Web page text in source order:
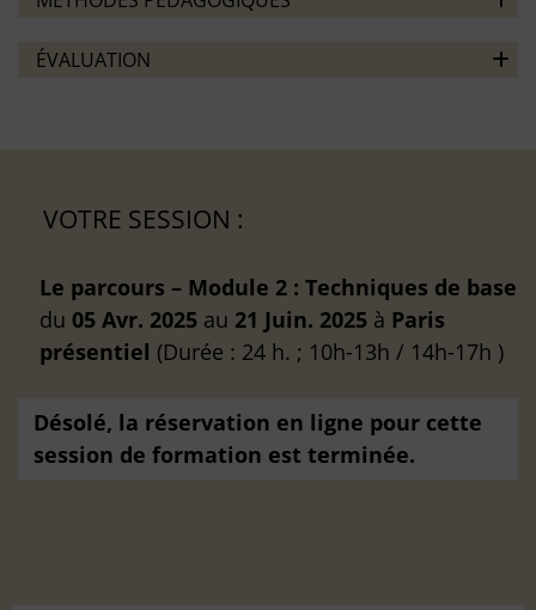
ÉVALUATION
VOTRE SESSION :
Le parcours – Module 2 : Techniques de base
du 05 Avr. 2025 au 21 Juin. 2025 à Paris
présentiel (Durée : 24 h. ; 10h-13h / 14h-17h )
Désolé, la réservation en ligne pour cette
session de formation est terminée.